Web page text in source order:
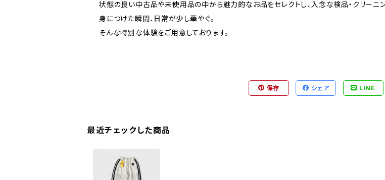
状態の良い中古品や未使用品の中から魅力的なお品をセレクトし、入念な検品・クリーニ
身につけた瞬間、日常が少し華やぐ。
そんな特別な体験をご用意しております。
保存 シェア LINE
最近チェックした商品